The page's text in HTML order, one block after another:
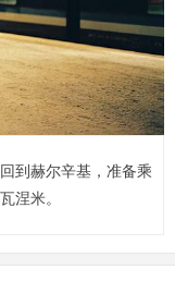
到赫尔辛基，准备乘
涅米。